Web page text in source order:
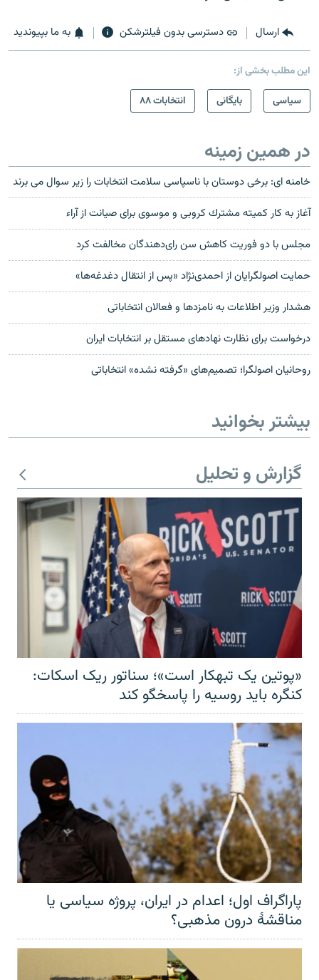
ارسال دسترسی بدون فیلترشکن به ما بپیوندید
این مطلب بخشی از:
سیاسی
بایگانی انتخابات ۸۸
در همین زمینه
خامنه ای: برخی دوستان با ناسپاسی سلامت انتخابات را زیر سوال می برند
آغاز به كار كميته مشترك كروبى و موسوى براى صيانت از آراء
مجلس با دو فوریت کاهش سن رای‌دهندگان مخالفت کرد
حمايت اصولگرايان از احمدی‌نژاد «پس از انتقال دغدغه‌ها»
هشدار وزیر اطلاعات به نامزدها و فعالان انتخاباتی
درخواست برای نظارت نهادهای مستقل بر انتخابات ایران
روحانیان اصولگرا؛ تصمیم‌های «گرفته نشده» انتخاباتی
بیشتر بخوانید
گزارش و تحلیل
«پوتین یک تبهکار است»؛ سناتور ریک اسکات:
کنگره باید روسیه را پاسخگو کند
پاراگراف اول؛ اعدام در ایران، پروژه سیاسی یا
مناقشهٔ درون مذهبی؟